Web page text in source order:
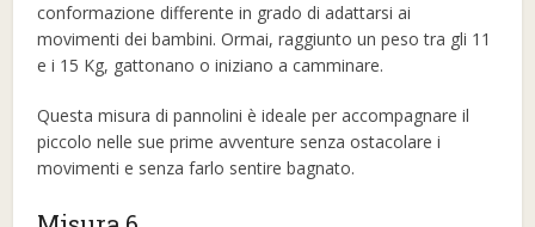
conformazione differente in grado di adattarsi ai
movimenti dei bambini. Ormai, raggiunto un peso tra gli 11
e i 15 Kg, gattonano o iniziano a camminare.
Questa misura di pannolini è ideale per accompagnare il
piccolo nelle sue prime avventure senza ostacolare i
movimenti e senza farlo sentire bagnato.